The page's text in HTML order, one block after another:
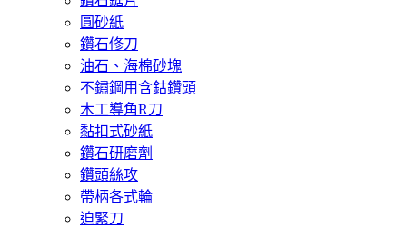
圓砂紙
鑽石修刀
油石、海棉砂塊
不鏽鋼用含鈷鑽頭
木工導角R刀
黏扣式砂紙
鑽石研磨劑
鑽頭絲攻
帶柄各式輪
迫緊刀